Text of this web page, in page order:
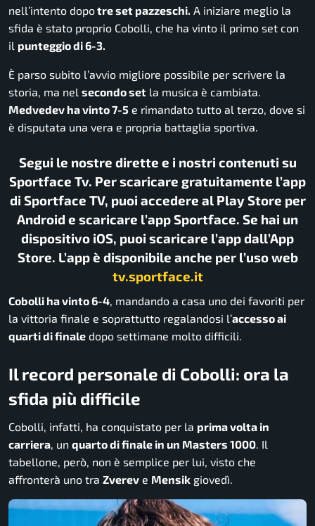
nell’intento dopotre set pazzeschi. A iniziare meglio la
sfida è stato proprio Cobolli, che ha vinto il primo set con
il punteggio di 6-3.
È parso subito l’avvio migliore possibile per scrivere la
storia, ma nel secondo set la musica è cambiata.
Medvedev ha vinto 7-5 e rimandato tutto al terzo, dove si
è disputata una vera e propria battaglia sportiva.
Segui le nostre dirette e i nostri contenuti su
Sportface Tv. Per scaricare gratuitamente l’app
di Sportface TV, puoi accedere al Play Store per
Android e scaricare l’app Sportface. Se hai un
dispositivo iOS, puoi scaricare l’app dall’App
Store. L’app è disponibile anche per l’uso web
tv.sportface.it
Cobolli ha vinto 6-4, mandando a casa uno dei favoriti per
la vittoria finale e soprattutto regalandosi l’accesso ai
quarti di finale dopo settimane molto difficili.
Il record personale di Cobolli: ora la
sfida più difficile
Cobolli, infatti, ha conquistato per la prima volta in
carriera, un quarto di finale in un Masters 1000. Il
tabellone, però, non è semplice per lui, visto che
affronterà uno tra Zverev e Mensik giovedì.